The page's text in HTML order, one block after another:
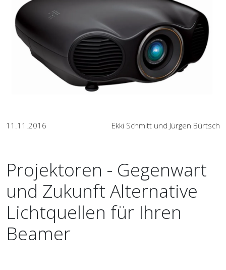
11.11.2016 Ekki Schmitt und Jürgen Bürtsch
Projektoren - Gegenwart
und Zukunft Alternative
Lichtquellen für Ihren
Beamer